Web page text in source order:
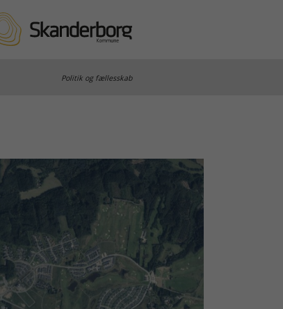
Politik og fællesskab